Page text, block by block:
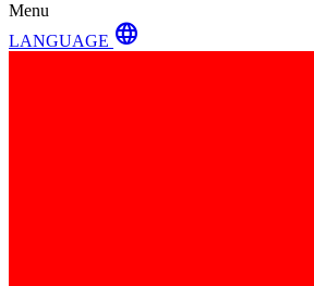
Menu
LANGUAGE language